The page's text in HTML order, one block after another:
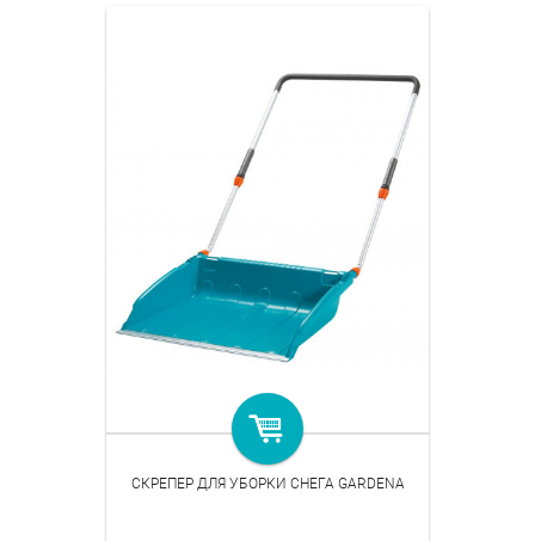
СКРЕПЕР ДЛЯ УБОРКИ СНЕГА GARDENA